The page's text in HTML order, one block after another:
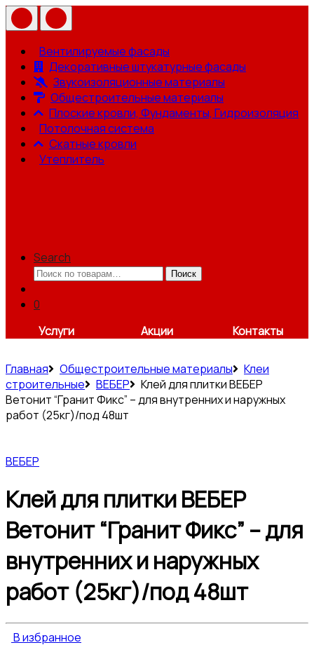
Вентилируемые фасады
Декоративные штукатурные фасады
Звукоизоляционные материалы
Общестроительные материалы
Плоские кровли, Фундаменты, Гидроизоляция
Потолочная система
Скатные кровли
Утеплитель
Search
Искать:
Поиск
0
Услуги
Акции Контакты
Главная Общестроительные материалы
Клеи
строительные
ВЕБЕР
Клей для плитки ВЕБЕР
Ветонит “Гранит Фикс” – для внутренних и наружных
работ (25кг)/под 48шт
ВЕБЕР
Клей для плитки ВЕБЕР
Ветонит “Гранит Фикс” – для
внутренних и наружных
работ (25кг)/под 48шт
В избранное